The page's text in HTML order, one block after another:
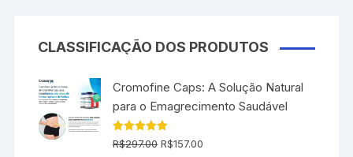
CLASSIFICAÇÃO DOS PRODUTOS
Cromofine Caps: A Solução Natural
para o Emagrecimento Saudável
Avaliação
5.00 de 5
R$297.00 O
R$157.00